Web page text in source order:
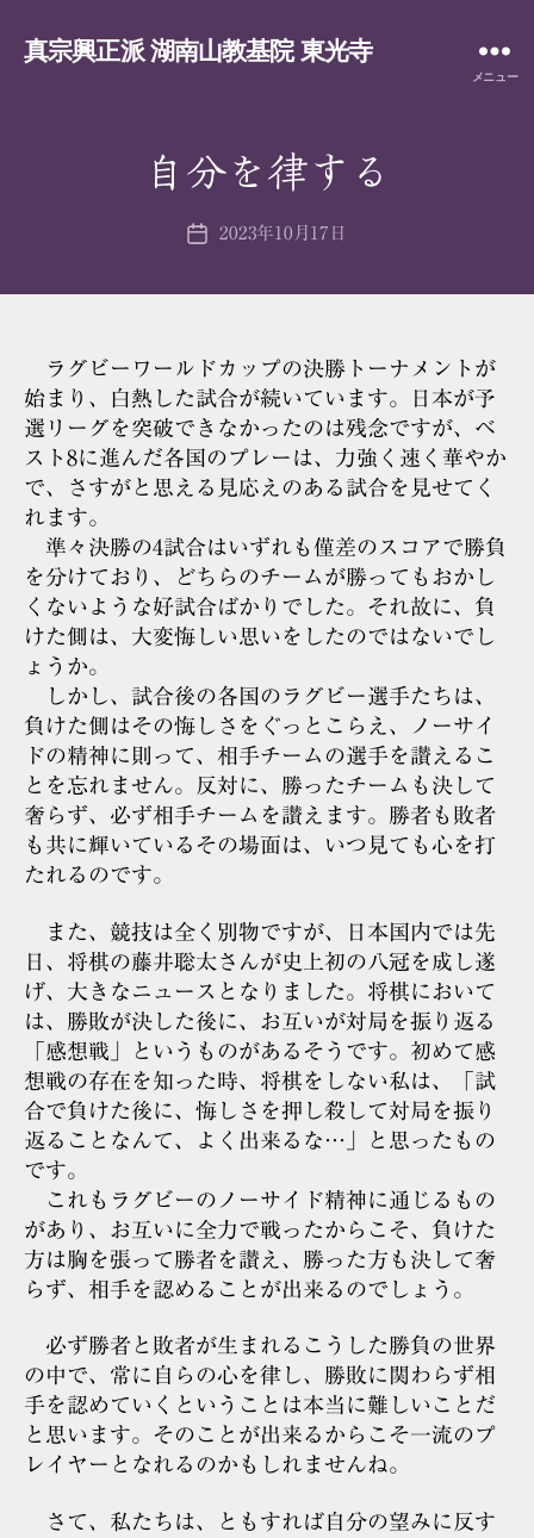
真宗興正派 湖南山教基院 東光寺
メニュー
自分を律する
投
2023年10月17日
ラグビーワールドカップの決勝トーナメントが
始まり、白熱した試合が続いています。日本が予
選リーグを突破できなかったのは残念ですが、ベ
スト8に進んだ各国のプレーは、力強く速く華やか
で、さすがと思える見応えのある試合を見せてく
れます。
準々決勝の4試合はいずれも僅差のスコアで勝負
を分けており、どちらのチームが勝ってもおかし
くないような好試合ばかりでした。それ故に、負
けた側は、大変悔しい思いをしたのではないでし
ょうか。
しかし、試合後の各国のラグビー選手たちは、
負けた側はその悔しさをぐっとこらえ、ノーサイ
ドの精神に則って、相手チームの選手を讃えるこ
とを忘れません。反対に、勝ったチームも決して
奢らず、必ず相手チームを讃えます。勝者も敗者
も共に輝いているその場面は、いつ見ても心を打
たれるのです。
また、競技は全く別物ですが、日本国内では先
日、将棋の藤井聡太さんが史上初の八冠を成し遂
げ、大きなニュースとなりました。将棋において
は、勝敗が決した後に、お互いが対局を振り返る
「感想戦」というものがあるそうです。初めて感
想戦の存在を知った時、将棋をしない私は、「試
合で負けた後に、悔しさを押し殺して対局を振り
返ることなんて、よく出来るな…」と思ったもの
です。
これもラグビーのノーサイド精神に通じるもの
があり、お互いに全力で戦ったからこそ、負けた
方は胸を張って勝者を讃え、勝った方も決して奢
らず、相手を認めることが出来るのでしょう。
必ず勝者と敗者が生まれるこうした勝負の世界
の中で、常に自らの心を律し、勝敗に関わらず相
手を認めていくということは本当に難しいことだ
と思います。そのことが出来るからこそ一流のプ
レイヤーとなれるのかもしれませんね。
さて、私たちは、ともすれば自分の望みに反す